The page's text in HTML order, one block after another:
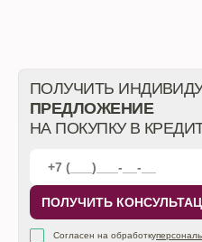
ПОЛУЧИТЬ
ПРЕДЛОЖЕНИЕ
НА ПОКУПКУ В
ПОЛУЧИТЬ
Согласен на обработку